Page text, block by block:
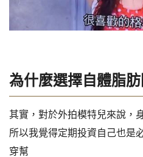
為什麼選擇自體脂
其實，對於外拍模特兒來說，
所以我覺得定期投資自己也是
穿幫